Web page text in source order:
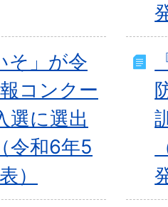
そ」が令
コンクー
選に選出
令和6年5
）